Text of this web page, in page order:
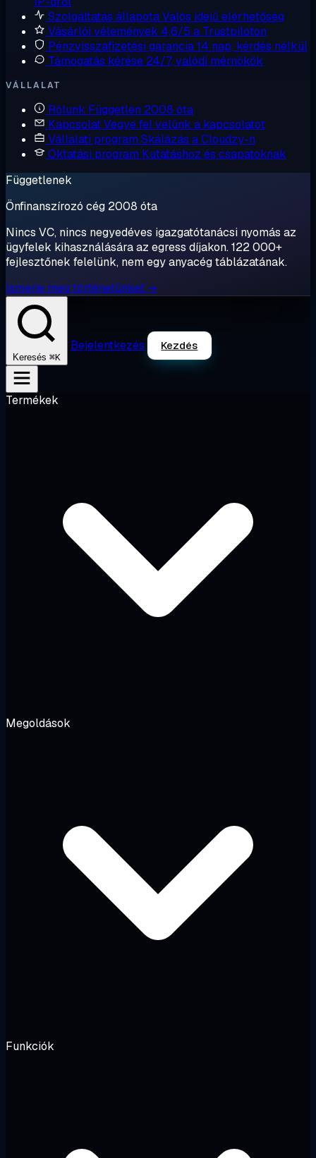
Szolgáltatás állapotaValós idejű elérhetőség
Vásárlói vélemények 4,6/5 a Trustpiloton
Pénzvisszafizetési garancia14 nap, kérdés nélkül
Támogatás kérése 24/7, valódi mérnökök
VÁLLALAT
Rólunk Független 2008 óta
KapcsolatVegye fel velünk a kapcsolatot
Vállalati program Skálázás a Cloudzy-n
Oktatási program Kutatáshoz és csapatoknak
Függetlenek
Önfinanszírozó cég 2008 óta
Nincs VC, nincs negyedéves igazgatótanácsi nyomás az
ügyfelek kihasználására az egress díjakon. 122 000+
fejlesztőnek felelünk, nem egy anyacég táblázatának.
Ismerje meg történetünket →
Keresés ⌘K
Bejelentkezés Kezdés
Termékek
Megoldások
Funkciók